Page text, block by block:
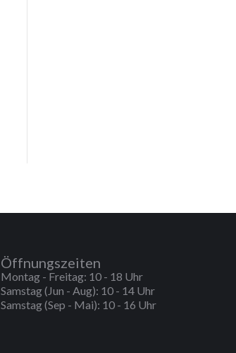
Öffnungszeiten
Montag - Freitag: 10 - 18 Uhr
Samstag (Jun - Aug): 10 - 14 Uhr
Samstag (Sep - Mai): 10 - 16 Uhr